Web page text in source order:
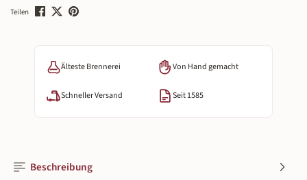
Teilen
Älteste Brennerei Von Hand gemacht
Schneller Versand Seit 1585
Beschreibung